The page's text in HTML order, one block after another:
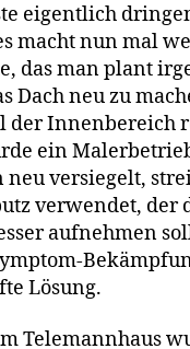
eigentlich
macht nun mal
das man plant
Dach neu zu
der Innenbereich
ein
neu versiegelt,
verwendet, der
aufnehmen
Lösung.
Telemannhaus